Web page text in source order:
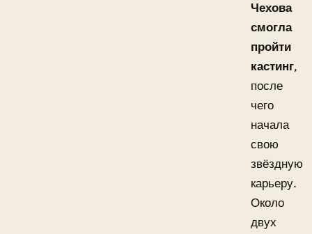
Чехова
смогла
пройти
кастинг,
после
чего
начала
свою
звёздную
карьеру.
Около
двух